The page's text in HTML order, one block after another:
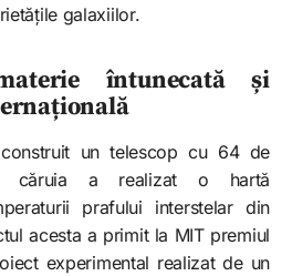
galaxiilor.​
întunecată și
un telescop cu 64 de
căruia a realizat o hartă
prafului interstelar din
acesta a primit la MIT premiul
experimental realizat de un